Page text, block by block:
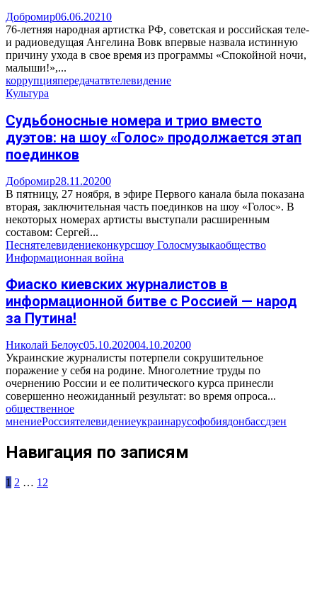
Добромир06.06.20210
76-летняя народная артистка РФ, советская и российская теле-
и радиоведущая Ангелина Вовк впервые назвала истинную
причину ухода в свое время из программы «Спокойной ночи,
малыши!»,...
коррупцияпередачатвтелевидение
Культура
Судьбоносные номера и трио вместо
дуэтов: на шоу «Голос» продолжается этап
поединков
Добромир28.11.20200
В пятницу, 27 ноября, в эфире Первого канала была показана
вторая, заключительная часть поединков на шоу «Голос». В
некоторых номерах артисты выступали расширенным
составом: Сергей...
Песнятелевидениеконкурсшоу Голосмузыкаобщество
Информационная война
Фиаско киевских журналистов в
информационной битве с Россией — народ
за Путина!
Николай Белоус05.10.202004.10.20200
Украинские журналисты потерпели сокрушительное
поражение у себя на родине. Многолетние труды по
очернению России и ее политического курса принесли
совершенно неожиданный результат: во время опроса...
общественное
мнениеРоссиятелевидениеукраинарусофобиядонбассдзен
Навигация по записям
1 2 … 12